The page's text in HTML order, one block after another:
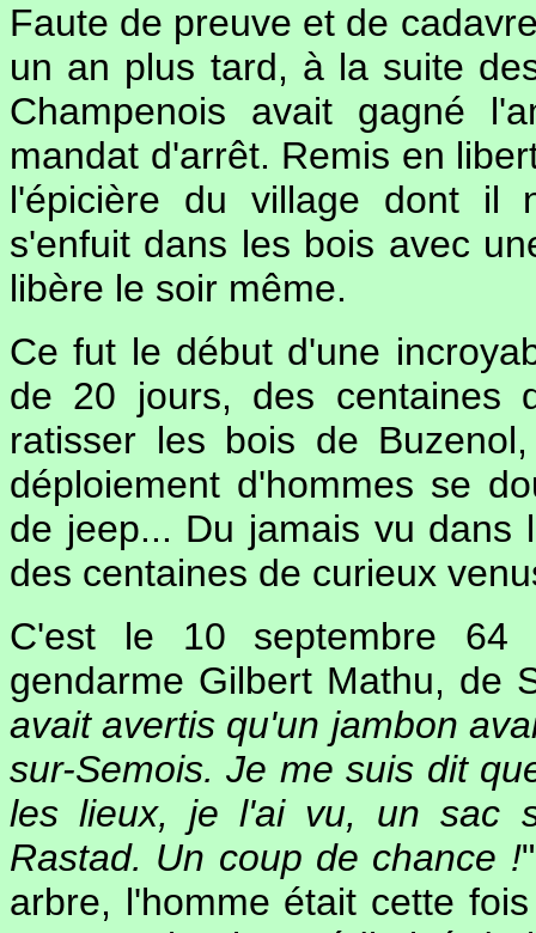
Faute de preuve et de
un an plus tard, à la suite
Champenois avait gagné
mandat d'arrêt. Remis en
l'épicière du village dont il
s'enfuit dans les bois avec
libère le soir même.
Ce fut le début d'une
de 20 jours, des centaines
ratisser les bois de
déploiement d'hommes se
de jeep... Du jamais vu dans
des centaines de curieux
C'est le 10 septembre 64
gendarme Gilbert Mathu, de
avait avertis qu'un jambon
sur-Semois. Je me suis dit
les lieux, je l'ai vu, un sac
Rastad. Un coup de chance !
arbre, l'homme était cette